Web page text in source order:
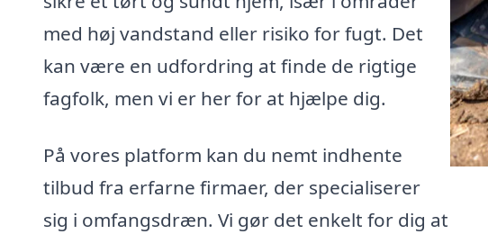
med høj vandstand eller risiko for fugt. Det
kan være en udfordring at finde de rigtige
fagfolk, men vi er her for at hjælpe dig.
På vores platform kan du nemt indhente
tilbud fra erfarne firmaer, der specialiserer
sig i omfangsdræn. Vi gør det enkelt for dig at